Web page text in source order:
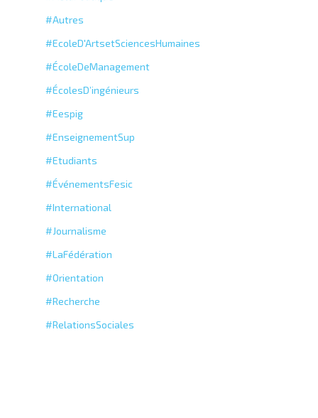
#Autres
#EcoleD'ArtsetSciencesHumaines
#ÉcoleDeManagement
#ÉcolesD’ingénieurs
#Eespig
#EnseignementSup
#Etudiants
#ÉvénementsFesic
#International
#Journalisme
#LaFédération
#Orientation
#Recherche
#RelationsSociales